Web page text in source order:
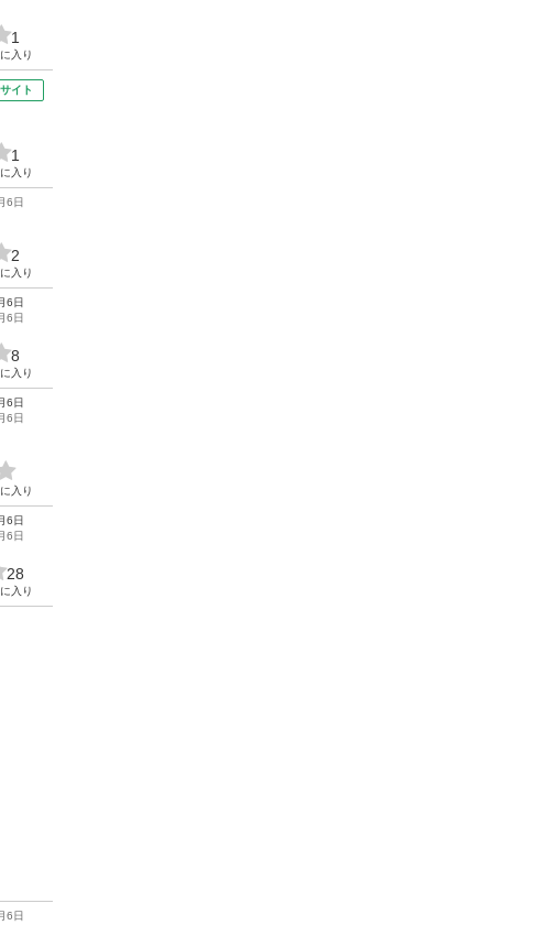
1
入り
イト
1
入り
6日
2
入り
6日
6日
8
入り
6日
6日
入り
6日
6日
28
入り
6日